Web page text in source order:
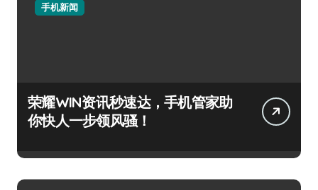
手机新闻
荣耀WIN资讯秒速达，手机管家助
你快人一步领风骚！